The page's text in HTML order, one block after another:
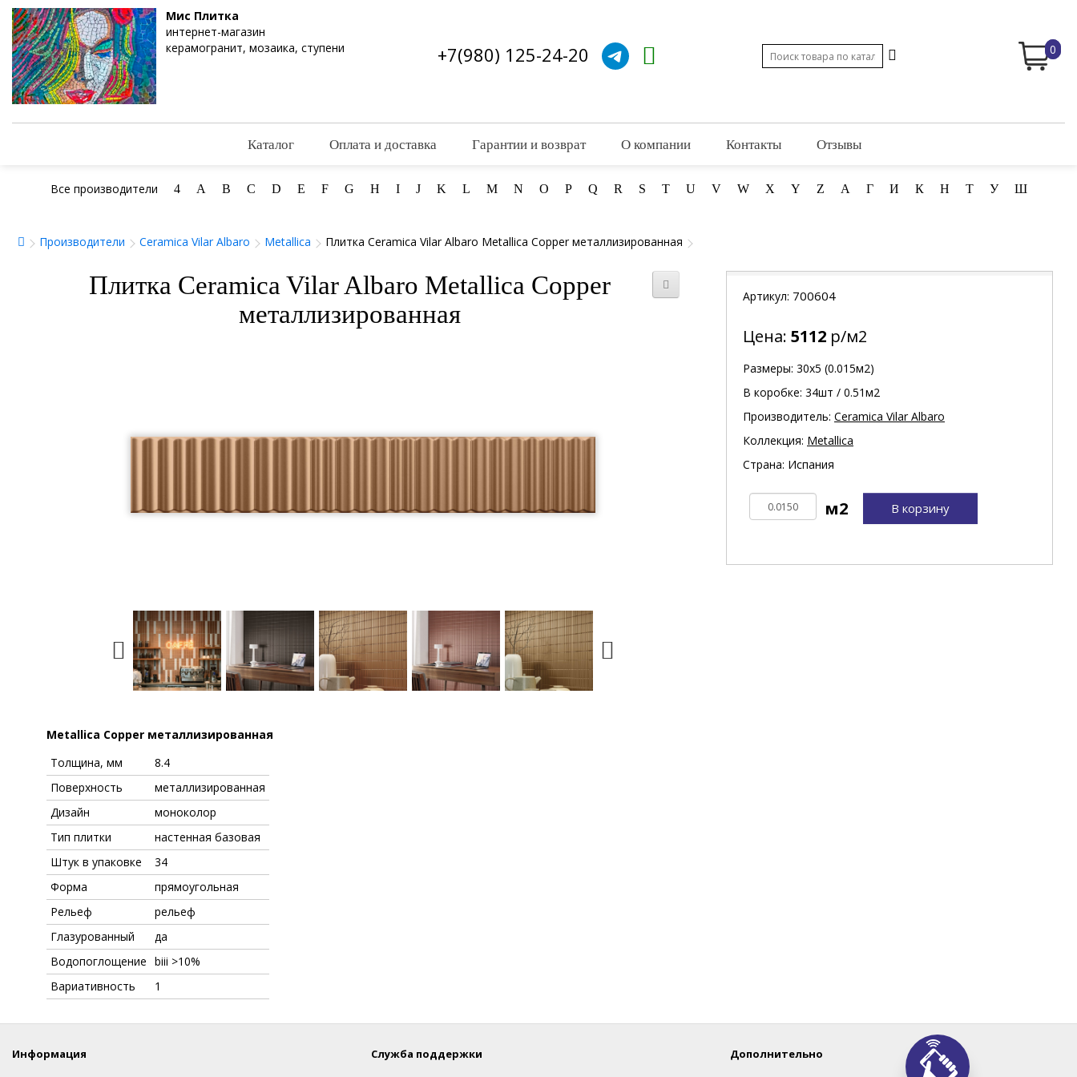
Мис Плитка
интернет-магазин
керамогранит, мозаика, ступени
+7(980) 125-24-20 0
Каталог Оплата и доставка Гарантии и возврат О компании Контакты Отзывы
Все производители 4 A B C D E F G H I J K L M N O P Q R S T U V W X Y Z А Г И К Н Т У Ш
Производители Ceramica Vilar Albaro Metallica Плитка Ceramica Vilar Albaro Metallica Copper металлизированная
Плитка Ceramica Vilar Albaro Metallica Copper
металлизированная
Metallica Copper металлизированная
Толщина, мм
8.4
Поверхность
металлизированная
Дизайн
моноколор
Тип плитки
настенная базовая
Штук в упаковке
34
Форма
прямоугольная
Рельеф
рельеф
Глазурованный
да
Водопоглощение biii >10%
Вариативность
1
Артикул: 700604
Цена: 5112 р/м2
Размеры: 30х5 (0.015м2)
В коробке: 34шт / 0.51м2
Производитель: Ceramica Vilar Albaro
Коллекция: Metallica
Страна: Испания
В корзину
Информация Служба поддержки Дополнительно